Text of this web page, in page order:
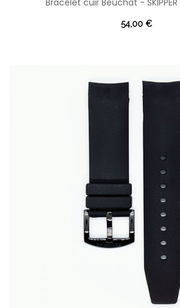
Bracelet cuir Beuchat -
54,00 €